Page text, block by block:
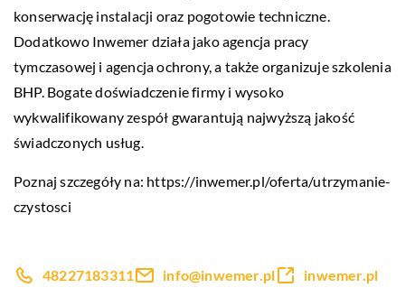
konserwację instalacji oraz pogotowie techniczne.
Dodatkowo Inwemer działa jako agencja pracy
tymczasowej i agencja ochrony, a także organizuje szkolenia
BHP. Bogate doświadczenie firmy i wysoko
wykwalifikowany zespół gwarantują najwyższą jakość
świadczonych usług.
Poznaj szczegóły na: https://inwemer.pl/oferta/utrzymanie-
czystosci
48227183311 info@inwemer.pl inwemer.pl